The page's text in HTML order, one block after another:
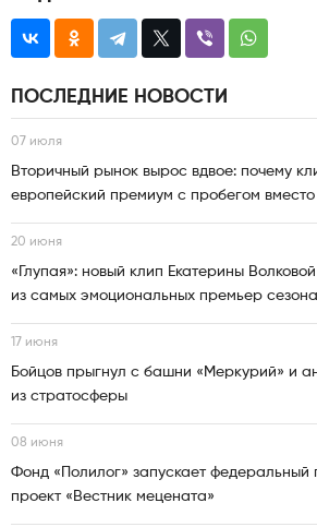
ПОСЛЕДНИЕ НОВОСТИ
07 июля
Вторичный рынок вырос вдвое: почему
европейский премиум с пробегом вместо
20 июня
«Глупая»: новый клип Екатерины
из самых эмоциональных премьер сезона
17 июня
Бойцов прыгнул с башни «Меркурий» и
из стратосферы
08 июня
Фонд «Полилог» запускает федеральный
проект «Вестник мецената»